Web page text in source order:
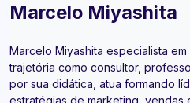
Marcelo Miyashita
Marcelo Miyashita especialista
trajetória como consultor,
por sua didática, atua formando